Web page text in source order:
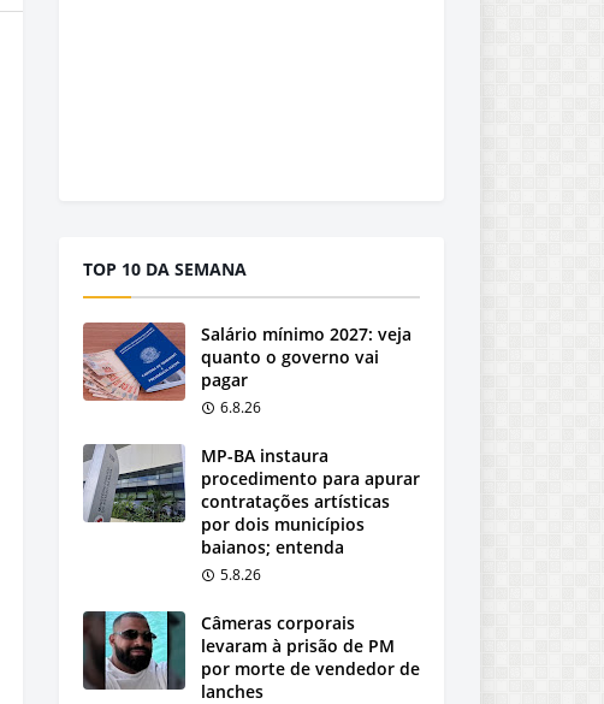
TOP 10 DA SEMANA
Salário mínimo 2027: veja
quanto o governo vai
pagar
6.8.26
MP-BA instaura
procedimento para apurar
contratações artísticas
por dois municípios
baianos; entenda
5.8.26
Câmeras corporais
levaram à prisão de PM
por morte de vendedor de
lanches